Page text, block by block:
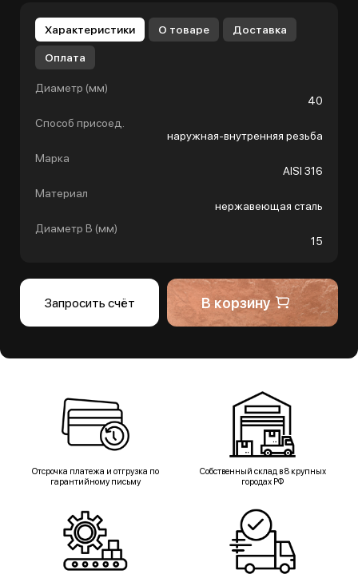
Характеристики О товаре Доставка
Оплата
Диаметр (мм)
40
Способ присоед.
наружная-внутренняя резьба
Марка
AISI 316
Материал
нержавеющая сталь
Диаметр B (мм)
15
Запросить счёт В корзину
Отсрочка платежа и отгрузка по
гарантийному письму
Собственный склад в 8 крупных
городах РФ